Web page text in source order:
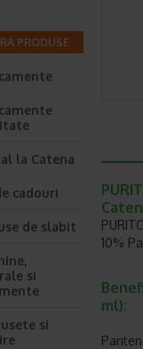
10%
ml):
PRODUSE
la Catena
cadouri
de slabit
si
si